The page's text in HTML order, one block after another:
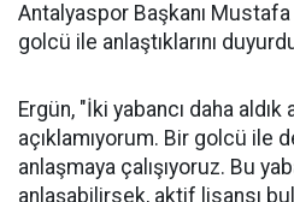
Antalyaspor Başkanı
golcü ile anlaştıklarını
Ergün, "İki yabancı daha
açıklamıyorum. Bir golcü ile
anlaşmaya çalışıyoruz. Bu
anlaşabilirsek, aktif lisansı